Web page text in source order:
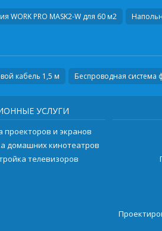
WORK PRO MASK2-W для 60 м2
кабель 1,5 м Беспроводная система
УСЛУГИ
проекторов и экранов
домашних кинотеатров
телевизоров